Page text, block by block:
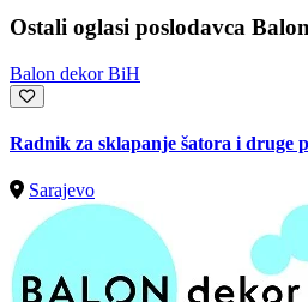
Ostali oglasi poslodavca
Balon dekor BiH
Radnik za sklapanje šatora i druge
Sarajevo